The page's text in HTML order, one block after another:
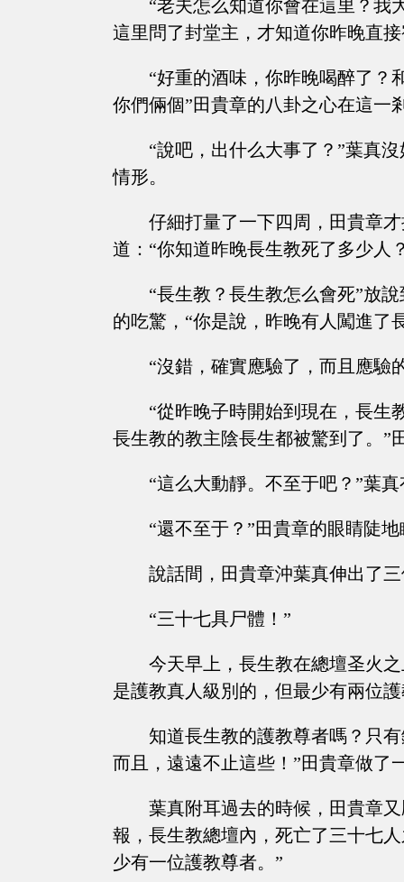
“老夫怎么知道你會在這里？我
這里問了封堂主，才知道你昨晚直
“好重的酒味，你昨晚喝醉了？
你們倆個”田貴章的八卦之心在這一
“說吧，出什么大事了？”葉真
情形。
仔細打量了一下四周，田貴章
道：“你知道昨晚長生教死了多少人
“長生教？長生教怎么會死”放
的吃驚，“你是說，昨晚有人闖進了
“沒錯，確實應驗了，而且應驗
“從昨晚子時開始到現在，長生
長生教的教主陰長生都被驚到了。”
“這么大動靜。不至于吧？”葉
“還不至于？”田貴章的眼睛陡
說話間，田貴章沖葉真伸出了
“三十七具尸體！”
今天早上，長生教在總壇圣火
是護教真人級別的，但最少有兩位
知道長生教的護教尊者嗎？只
而且，遠遠不止這些！”田貴章做了
葉真附耳過去的時候，田貴章
報，長生教總壇內，死亡了三十七
少有一位護教尊者。”